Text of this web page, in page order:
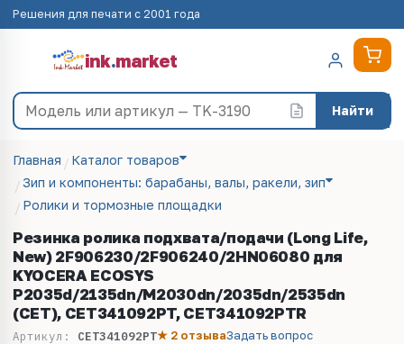
Решения для печати с 2001 года
ink.market
Найти
Главная
Каталог товаров
Зип и компоненты: барабаны, валы, ракели, зип
Ролики и тормозные площадки
Резинка ролика подхвата/подачи (Long Life,
New) 2F906230/2F906240/2HN06080 для
KYOCERA ECOSYS
P2035d/2135dn/M2030dn/2035dn/2535dn
(CET), CET341092PT, CET341092PTR
Артикул: CET341092PT★ 2 отзываЗадать вопрос